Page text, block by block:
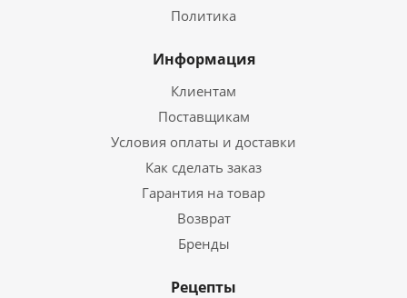
Политика
Информация
Клиентам
Поставщикам
Условия оплаты и доставки
Как сделать заказ
Гарантия на товар
Возврат
Бренды
Рецепты